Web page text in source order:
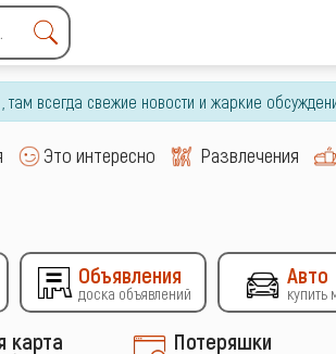
всегда свежие новости и жаркие
Это интересно Развлечения
Объявления
доска объявлений
Авто
карта Потеряшки